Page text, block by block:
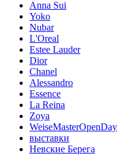
Anna Sui
Yoko
Nubar
L'Oreal
Estee Lauder
Dior
Chanel
Alessandro
Essence
La Reina
Zoya
WeiseMasterOpenDay
выставки
Невские Берега